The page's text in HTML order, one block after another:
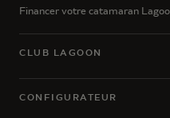
Financer votre catamaran
CLUB LAGOON
CONFIGURATEUR